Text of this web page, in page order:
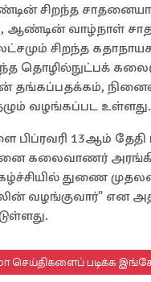
சிறந்த
ஆண்டின் வாழ்நாள்
சிறந்த
தொழில்நுட்பக்
தங்கப்பதக்கம்,
வழங்கப்பட உள்ளது‎‎‎.
பிப்ரவரி 13ஆம்
கலைவாணர்
துணை
வழங்குவார்" என
செய்திகளைப் படிக்க